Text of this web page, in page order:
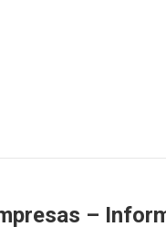
–